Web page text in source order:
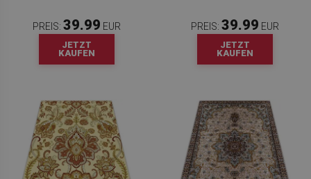
PREIS: 39.99 EUR
JETZT
KAUFEN
PREIS: 39.99 EUR
JETZT
KAUFEN